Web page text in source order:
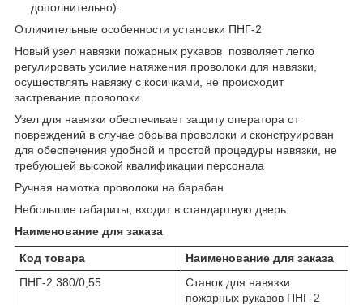
дополнительно).
Отличительные особенности установки ПНГ-2
Новый узел навязки пожарных рукавов позволяет легко
регулировать усилие натяжения проволоки для навязки,
осуществлять навязку с косичками, не происходит
застревание проволоки.
Узел для навязки обеспечивает защиту оператора от
повреждений в случае обрыва проволоки и сконструирован
для обеспечения удобной и простой процедуры навязки, не
требующей высокой квалификации персонала
Ручная намотка проволоки на барабан
Небольшие габариты, входит в стандартную дверь.
Наименование для заказа
Код товара
Наименование для заказа
ПНГ-2.380/0,55
Станок для навязки
пожарных рукавов ПНГ-2